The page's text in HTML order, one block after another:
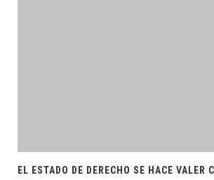
EL ESTADO DE DERECHO SE HACE VALER